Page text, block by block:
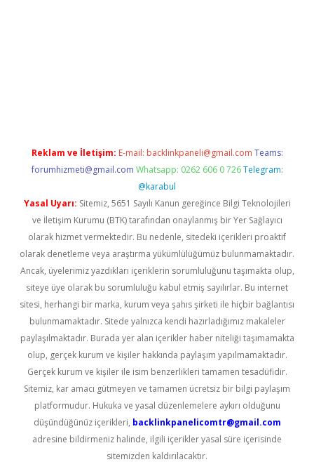
Reklam ve İletişim: E-mail: backlinkpaneli@gmail.com Teams:
forumhizmeti@gmail.com Whatsapp: 0262 606 0 726 Telegram:
@karabul
Yasal Uyarı: Sitemiz, 5651 Sayılı Kanun gereğince Bilgi Teknolojileri
ve İletişim Kurumu (BTK) tarafından onaylanmış bir Yer Sağlayıcı
olarak hizmet vermektedir. Bu nedenle, sitedeki içerikleri proaktif
olarak denetleme veya araştırma yükümlülüğümüz bulunmamaktadır.
Ancak, üyelerimiz yazdıkları içeriklerin sorumluluğunu taşımakta olup,
siteye üye olarak bu sorumluluğu kabul etmiş sayılırlar. Bu internet
sitesi, herhangi bir marka, kurum veya şahıs şirketi ile hiçbir bağlantısı
bulunmamaktadır. Sitede yalnızca kendi hazırladığımız makaleler
paylaşılmaktadır. Burada yer alan içerikler haber niteliği taşımamakta
olup, gerçek kurum ve kişiler hakkında paylaşım yapılmamaktadır.
Gerçek kurum ve kişiler ile isim benzerlikleri tamamen tesadüfidir.
Sitemiz, kar amacı gütmeyen ve tamamen ücretsiz bir bilgi paylaşım
platformudur. Hukuka ve yasal düzenlemelere aykırı olduğunu
düşündüğünüz içerikleri, backlinkpanelicomtr@gmail.com
adresine bildirmeniz halinde, ilgili içerikler yasal süre içerisinde
sitemizden kaldırılacaktır.